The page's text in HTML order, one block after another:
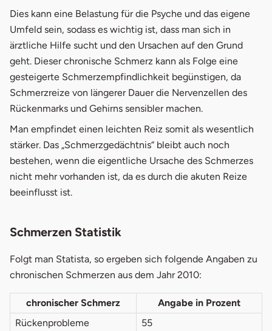
Dies kann eine Belastung für die Psyche und das eigene
Umfeld sein, sodass es wichtig ist, dass man sich in
ärztliche Hilfe sucht und den Ursachen auf den Grund
geht. Dieser chronische Schmerz kann als Folge eine
gesteigerte Schmerzempfindlichkeit begünstigen, da
Schmerzreize von längerer Dauer die Nervenzellen des
Rückenmarks und Gehirns sensibler machen.
Man empfindet einen leichten Reiz somit als wesentlich
stärker. Das „Schmerzgedächtnis“ bleibt auch noch
bestehen, wenn die eigentliche Ursache des Schmerzes
nicht mehr vorhanden ist, da es durch die akuten Reize
beeinflusst ist.
Schmerzen Statistik
Folgt man Statista, so ergeben sich folgende Angaben zu
chronischen Schmerzen aus dem Jahr 2010:
chronischer Schmerz
Angabe in Prozent
Rückenprobleme
55